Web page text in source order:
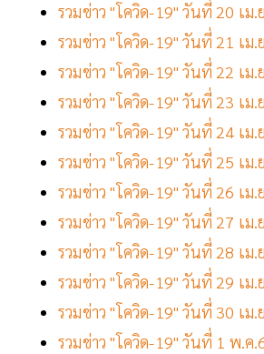
รวมข่าว "โควิด-19" วันที่ 20 เม.
รวมข่าว "โควิด-19" วันที่ 21 เม.
รวมข่าว "โควิด-19" วันที่ 22 เม.
รวมข่าว "โควิด-19" วันที่ 23 เม.
รวมข่าว "โควิด-19" วันที่ 24 เม.
รวมข่าว "โควิด-19" วันที่ 25 เม.
รวมข่าว "โควิด-19" วันที่ 26 เม.
รวมข่าว "โควิด-19" วันที่ 27 เม.
รวมข่าว "โควิด-19" วันที่ 28 เม.
รวมข่าว "โควิด-19" วันที่ 29 เม.
รวมข่าว "โควิด-19" วันที่ 30 เม.
รวมข่าว "โควิด-19" วันที่ 1 พ.ค